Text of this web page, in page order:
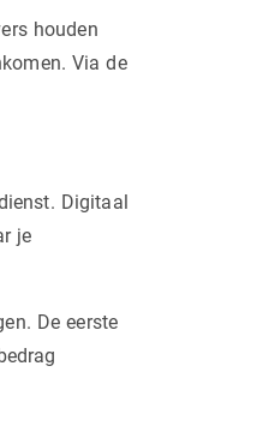
houden
Via de
Digitaal
je
De eerste